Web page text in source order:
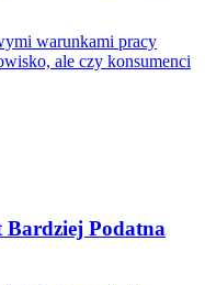
warunkami pracy
ale czy konsumenci
Bardziej Podatna